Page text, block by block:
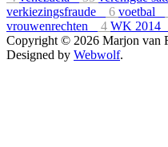
verkiezingsfraude
6 voetbal
vrouwenrechten
4 WK 2014
Copyright © 2026 Marjon van
Designed by Webwolf.